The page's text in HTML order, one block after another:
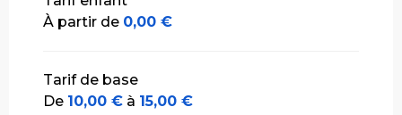
À partir de 0,00 €
Tarif de base
De 10,00 € à 15,00 €